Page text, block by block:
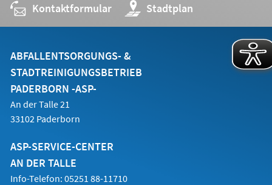
Kontaktformular Stadtplan
(Öffnet
in
einem
Tab)
ABFALLENTSORGUNGS- &
STADTREINIGUNGSBETRIEB
PADERBORN -ASP-
An der Talle 21
33102 Paderborn
ASP-SERVICE-CENTER
AN DER TALLE
Info-Telefon: 05251 88-11710